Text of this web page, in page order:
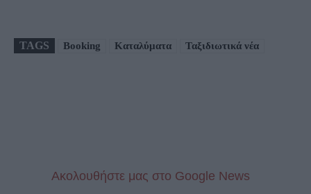
TAGS Booking Καταλύματα Ταξιδιωτικά νέα
Aκολουθήστε μας στo Google News